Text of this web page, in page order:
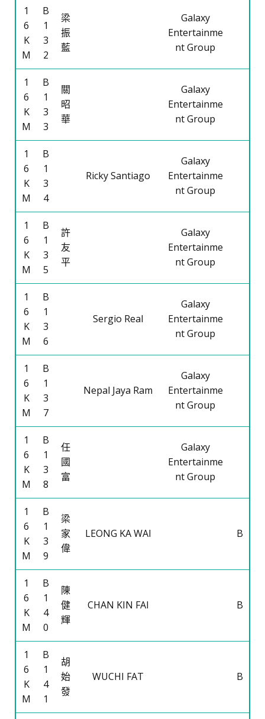
1
6
K
M
B
1
3
2
梁
振
藍
Galaxy
Entertainme
nt Group
1
6
K
M
B
1
3
3
關
昭
華
Galaxy
Entertainme
nt Group
1
6
K
M
B
1
3
4
Ricky Santiago
Galaxy
Entertainme
nt Group
1
6
K
M
B
1
3
5
許
友
平
Galaxy
Entertainme
nt Group
1
6
K
M
B
1
3
6
Sergio Real
Galaxy
Entertainme
nt Group
1
6
K
M
B
1
3
7
Nepal Jaya Ram
Galaxy
Entertainme
nt Group
1
6
K
M
B
1
3
8
任
國
富
Galaxy
Entertainme
nt Group
1
6
K
M
B
1
3
9
梁
家
偉
LEONG KA WAI B
1
6
K
M
B
1
4
0
陳
健
輝
CHAN KIN FAI B
1
6
K
M
B
1
4
1
胡
始
發
WUCHI FAT B